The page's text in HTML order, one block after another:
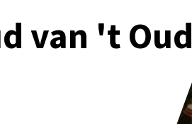
van 't Oud